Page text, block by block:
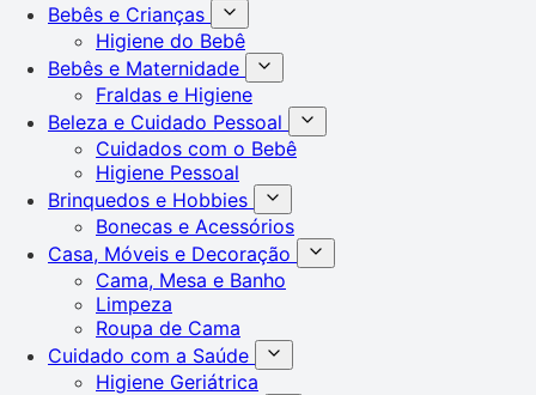
Bebês e Crianças
Higiene do Bebê
Bebês e Maternidade
Fraldas e Higiene
Beleza e Cuidado Pessoal
Cuidados com o Bebê
Higiene Pessoal
Brinquedos e Hobbies
Bonecas e Acessórios
Casa, Móveis e Decoração
Cama, Mesa e Banho
Limpeza
Roupa de Cama
Cuidado com a Saúde
Higiene Geriátrica